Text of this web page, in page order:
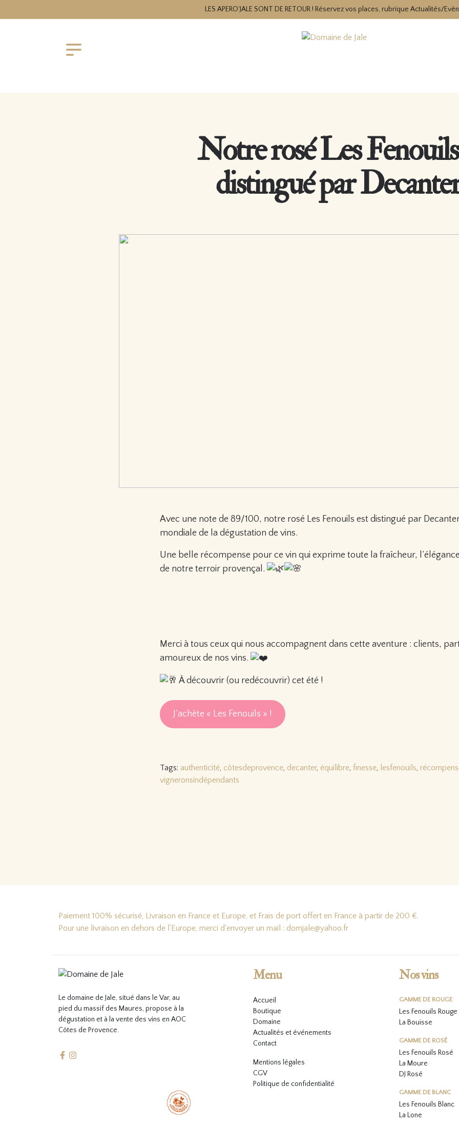
LES APERO'JALE SONT DE RETOUR ! Réservez vos places, rubrique Actualités/
Notre rosé Les
distingué par
Avec une note de 89/100, notre rosé Les Fenouils est distingué par
mondiale de la dégustation de vins.
Une belle récompense pour ce vin qui exprime toute la fraîcheur,
de notre terroir provençal.
Merci à tous ceux qui nous accompagnent dans cette aventure : clients,
amoureux de nos vins.
À découvrir (ou redécouvrir) cet été !
J’achète « Les Fenouils » !
Tags: authenticité, côtesdeprovence, decanter, équilibre, finesse, lesfenouils,
vigneronsindépendants
Paiement 100% sécurisé, Livraison en France et Europe, et Frais de port offert en France à partir de 200 €.
Pour une livraison en dehors de l'Europe, merci d'envoyer un mail : domjale@yahoo.fr
Le domaine de Jale, situé dans le Var, au
pied du massif des Maures, propose à la
dégustation et à la vente des vins en AOC
Côtes de Provence.
Menu
Accueil
Boutique
Domaine
Actualités et événements
Contact
Mentions légales
CGV
Politique de confidentialité
Nos vins
GAMME DE ROUGE
Les Fenouils Rouge
La Bouïsse
GAMME DE ROSÉ
Les Fenouils Rosé
La Moure
DJ Rosé
GAMME DE BLANC
Les Fenouils Blanc
La Lone